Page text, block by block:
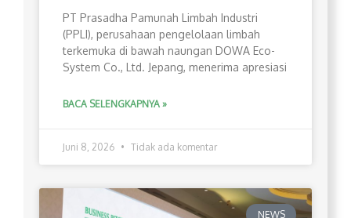
PT Prasadha Pamunah Limbah Industri
(PPLI), perusahaan pengelolaan limbah
terkemuka di bawah naungan DOWA Eco-
System Co., Ltd. Jepang, menerima apresiasi
BACA SELENGKAPNYA »
Juni 8, 2026 Tidak ada komentar
NEWS